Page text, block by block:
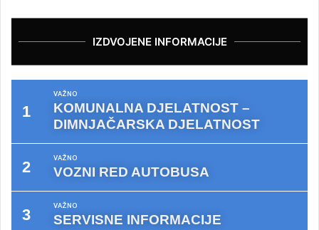
IZDVOJENE INFORMACIJE
VAŽNO
KOMUNALNA DJELATNOST –
DIMNJAČARSKA DJELATNOST
VAŽNO
VOZNI RED AUTOBUSA
VAŽNO
SERVISNE INFORMACIJE